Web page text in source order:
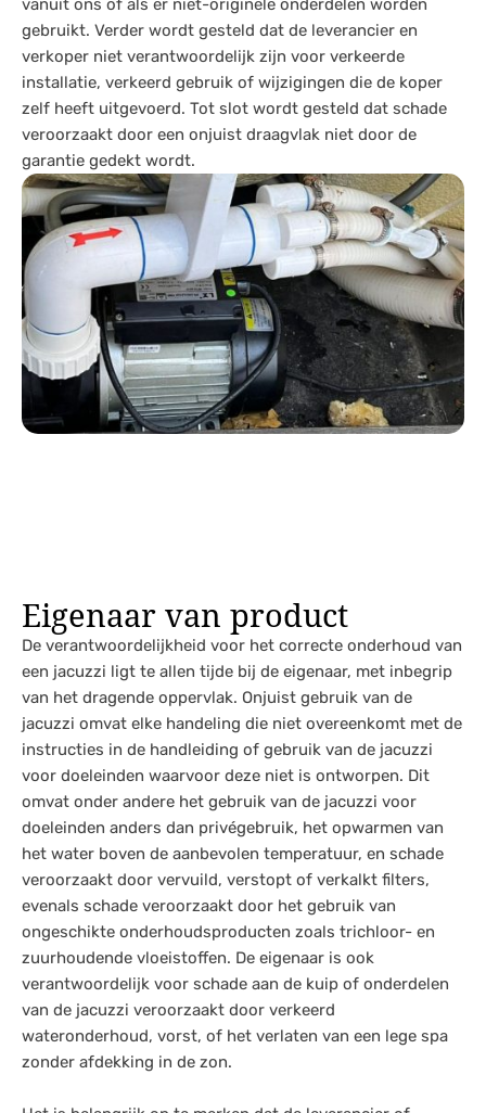
vanuit ons of als er niet-originele onderdelen worden
gebruikt. Verder wordt gesteld dat de leverancier en
verkoper niet verantwoordelijk zijn voor verkeerde
installatie, verkeerd gebruik of wijzigingen die de koper
zelf heeft uitgevoerd. Tot slot wordt gesteld dat schade
veroorzaakt door een onjuist draagvlak niet door de
garantie gedekt wordt.
Eigenaar van product
De verantwoordelijkheid voor het correcte onderhoud van
een jacuzzi ligt te allen tijde bij de eigenaar, met inbegrip
van het dragende oppervlak. Onjuist gebruik van de
jacuzzi omvat elke handeling die niet overeenkomt met de
instructies in de handleiding of gebruik van de jacuzzi
voor doeleinden waarvoor deze niet is ontworpen. Dit
omvat onder andere het gebruik van de jacuzzi voor
doeleinden anders dan privégebruik, het opwarmen van
het water boven de aanbevolen temperatuur, en schade
veroorzaakt door vervuild, verstopt of verkalkt filters,
evenals schade veroorzaakt door het gebruik van
ongeschikte onderhoudsproducten zoals trichloor- en
zuurhoudende vloeistoffen. De eigenaar is ook
verantwoordelijk voor schade aan de kuip of onderdelen
van de jacuzzi veroorzaakt door verkeerd
wateronderhoud, vorst, of het verlaten van een lege spa
zonder afdekking in de zon.